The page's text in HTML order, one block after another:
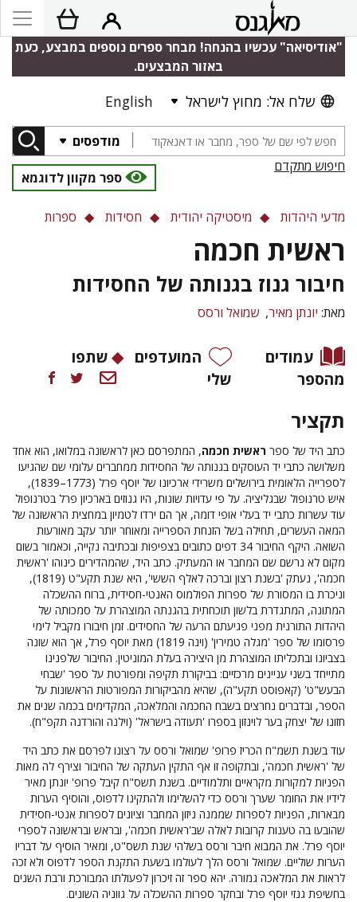
"אודיסיאה" עכשיו בהנחה! מבחר ספרים נוספים במבצע, כעת
באזור המבצעים.
שלח אל: מחוץ לישראל English
מודפסים
חיפוש מתקדם
ספר מקוון לדוגמא
מדעי היהדות מיסטיקה יהודית חסידות ספרות
ראשית חכמה
חיבור גנוז בגנותה של החסידות
מאת: יונתן מאיר שמואל ורסס
עמודים
מהספר
המועדפים
שלי
שתפו
תקציר
כתב היד של ספר ראשית חכמה, המתפרסם כאן לראשונה במלואו, הוא אחד
משלושה כתבי יד העוסקים בגנותה של החסידות ממחברים עלומי שם שהגיעו
לספרייה הלאומית בירושלים משרידי ארכיונו של יוסף פרל (1773–1839),
איש טרנופול שבגליציה. על פי עדויות שונות, היו גנוזים בארכיון פרל בטרנופול
עוד עשרות כתבי יד בעלי אופי דומה, אך הם ירדו לטמיון במחצית הראשונה של
המאה העשרים, תחילה בשל הזנחת הספרייה ומאוחר יותר עקב מאורעות
השואה. היקף החיבור 34 דפים כתובים בצפיפות ובכתיבה נקייה, וכאמור בשום
מקום לא נרשם שם המחבר או המעתיק. כתב היד, שהמהדירים כינוהו 'ראשית
חכמה', נעתק 'בשנת רצון וברכה לאלף הששי', היא שנת תקע"ט (1819),
וניכרת בו המסורת של ספרות הפולמוס האנטי-חסידית, ברוח ההשכלה
המתונה, המתגדרת בלשון תוכחתית בהגנתה המוצהרת על סמכותה של
היהדות התורנית מפני פגיעתם הרעה של החסידים. זמן חיבורו מקביל לימי
פרסומו של ספר 'מגלה טמירין' (וינה 1819) מאת יוסף פרל, אך הוא שונה
בצביונו ובתכליתו המוצהרת מן היצירה בעלת המוניטין. החיבור שלפנינו
מתייחד בשני עניינים מרכזיים: בביקורת תקיפה ומפורטת על ספר 'שבחי
הבעש"ט' (קאפוסט תקע"ה), שהיא מהביקורות המפורטות הראשונות על
הספר, ובדברים נחרצים בשבח החכמה והמלאכה, המקדימים בכמה שנים את
חזונו של יצחק בער לוינזון בספרו 'תעודה בישראל' (וילנה והורדנה תקפ"ח).
עוד בשנת תשמ"ח הכריז פרופ' שמואל ורסס על רצונו לפרסם את כתב היד
של 'ראשית חכמה', ובתקופה זו אף התקין העתקה של החיבור וצירף לה מאות
הפניות למקורות מקראיים ותלמודיים. בשנת תשס"ח קיבל פרופ' יונתן מאיר
לידיו את החומר שערך ורסס כדי להשלימו ולהתקינו לדפוס, והוסיף הערות
מבארות, הפניות לספרות שממנה ניזון המחבר וציונים לספרות אנטי-חסידית
שהובעו בה טענות קרובות לאלה שב'ראשית חכמה', ובראש ובראשונה לספרי
יוסף פרל. את המבוא חיבר ורסס בשלהי שנת תשס"ט, ומאיר הוסיף על דבריו
הערות שוליים. שמואל ורסס הלך לעולמו בשעת התקנת הספר לדפוס ולא זכה
לראות את המלאכה גמורה. יהא ספר זה זיכרון לפעולתו המבורכת ורבת השנים
בחשיפת גנזי יוסף פרל ובחקר ספרות ההשכלה על גווניה השונים.